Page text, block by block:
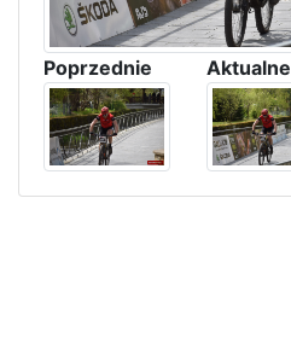
Poprzednie Aktualne